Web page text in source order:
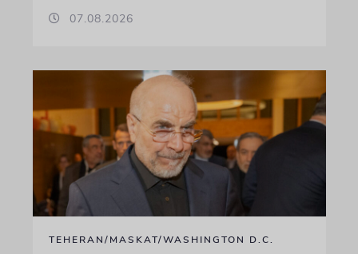
07.08.2026
TEHERAN/MASKAT/WASHINGTON D.C.